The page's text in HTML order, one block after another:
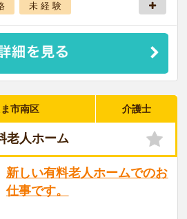
未 経 験
市南区 介護士
老人ホーム
新しい有料老人ホームでのお
仕事です。